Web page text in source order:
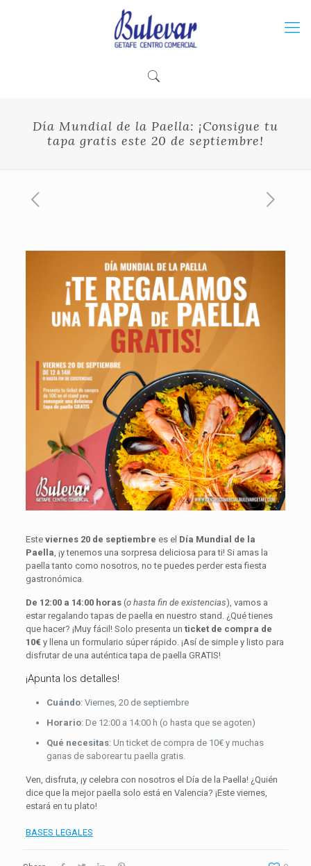
Día Mundial de la Paella: ¡Consigue tu
tapa gratis este 20 de septiembre!
Este viernes 20 de septiembre es el Día Mundial de la
Paella, ¡y tenemos una sorpresa deliciosa para ti! Si amas la
paella tanto como nosotros, no te puedes perder esta fiesta
gastronómica.
De 12:00 a 14:00 horas(o hasta fin de existencias), vamos a
estar regalando tapas de paella en nuestro stand. ¿Qué tienes
que hacer? ¡Muy fácil! Solo presenta un ticket de compra de
10€ y llena un formulario súper rápido. ¡Así de simple y listo para
disfrutar de una auténtica tapa de paella GRATIS!
¡Apunta los detalles!
Cuándo: Viernes, 20 de septiembre
Horario: De 12:00 a 14:00 h (o hasta que se agoten)
Qué necesitas: Un ticket de compra de 10€ y muchas
ganas de saborear tu paella gratis.
Ven, disfruta, ¡y celebra con nosotros el Día de la Paella! ¿Quién
dice que la mejor paella solo está en Valencia? ¡Este viernes,
estará en tu plato!
BASES LEGALES